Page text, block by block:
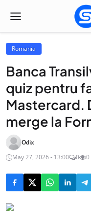
Romania
Banca
quiz pentru
Mastercard.
merge la
Odix
May 27, 2026 - 13:00
0 0